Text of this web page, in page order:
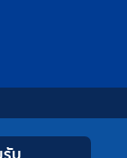
Instagram